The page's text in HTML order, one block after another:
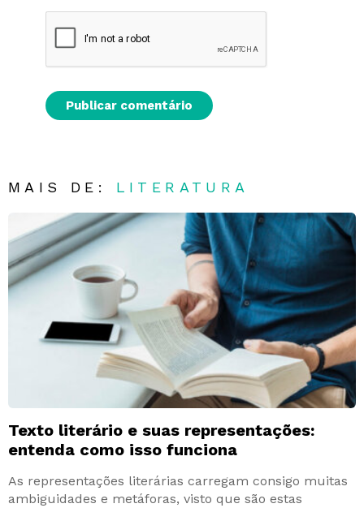
MAIS DE: LITERATURA
Texto literário e suas representações:
entenda como isso funciona
As representações literárias carregam consigo muitas
ambiguidades e metáforas, visto que são estas